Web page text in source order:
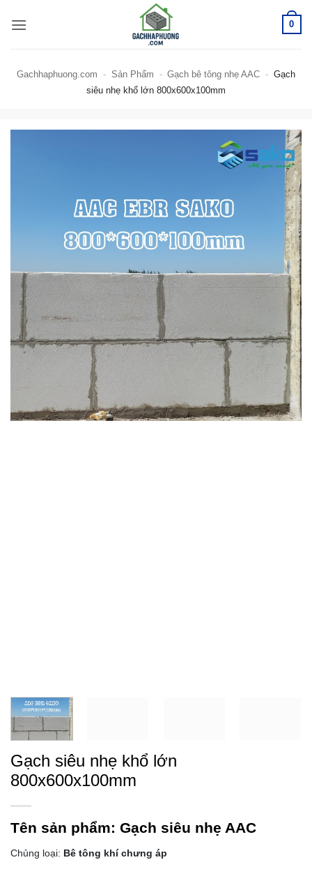
qua
0
Gachhaphuong.com - Sản Phẩm - Gạch bê tông nhẹ AAC - Gạch
siêu nhẹ khổ lớn 800x600x100mm
Gạch siêu nhẹ khổ lớn
800x600x100mm
Tên sản phẩm: Gạch siêu nhẹ AAC
Chủng loại: Bê tông khí chưng áp